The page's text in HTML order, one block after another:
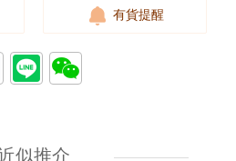
有貨提醒
似推介